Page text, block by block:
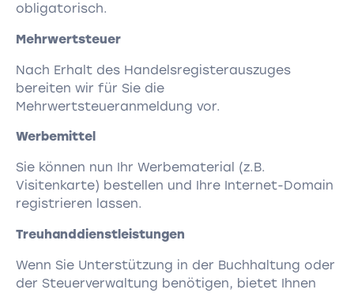
obligatorisch.
Mehrwertsteuer
Nach Erhalt des Handelsregisterauszuges
bereiten wir für Sie die
Mehrwertsteueranmeldung vor.
Werbemittel
Sie können nun Ihr Werbematerial (z.B.
Visitenkarte) bestellen und Ihre Internet-Domain
registrieren lassen.
Treuhanddienstleistungen
Wenn Sie Unterstützung in der Buchhaltung oder
der Steuerverwaltung benötigen, bietet Ihnen